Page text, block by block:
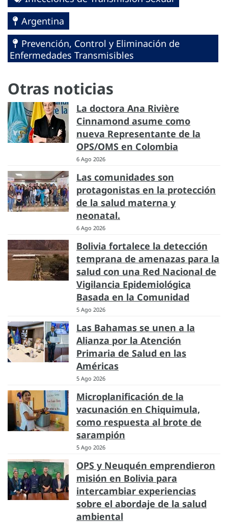
Argentina
Prevención, Control y Eliminación de
Enfermedades Transmisibles
Otras noticias
La doctora Ana Rivière
Cinnamond asume como
nueva Representante de la
OPS/OMS en Colombia
6 Ago 2026
Las comunidades son
protagonistas en la protección
de la salud materna y
neonatal.
6 Ago 2026
Bolivia fortalece la detección
temprana de amenazas para la
salud con una Red Nacional de
Vigilancia Epidemiológica
Basada en la Comunidad
5 Ago 2026
Las Bahamas se unen a la
Alianza por la Atención
Primaria de Salud en las
Américas
5 Ago 2026
Microplanificación de la
vacunación en Chiquimula,
como respuesta al brote de
sarampión
5 Ago 2026
OPS y Neuquén emprendieron
misión en Bolivia para
intercambiar experiencias
sobre el abordaje de la salud
ambiental